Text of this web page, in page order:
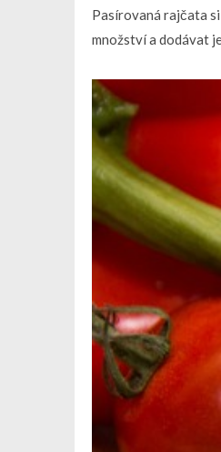
Pasírovaná rajčata
množství a dodávat